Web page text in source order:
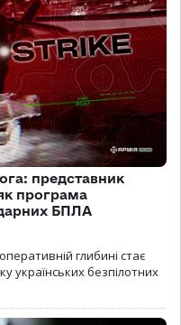
представник
програма
БПЛА
глибині стає
українських безпілотних